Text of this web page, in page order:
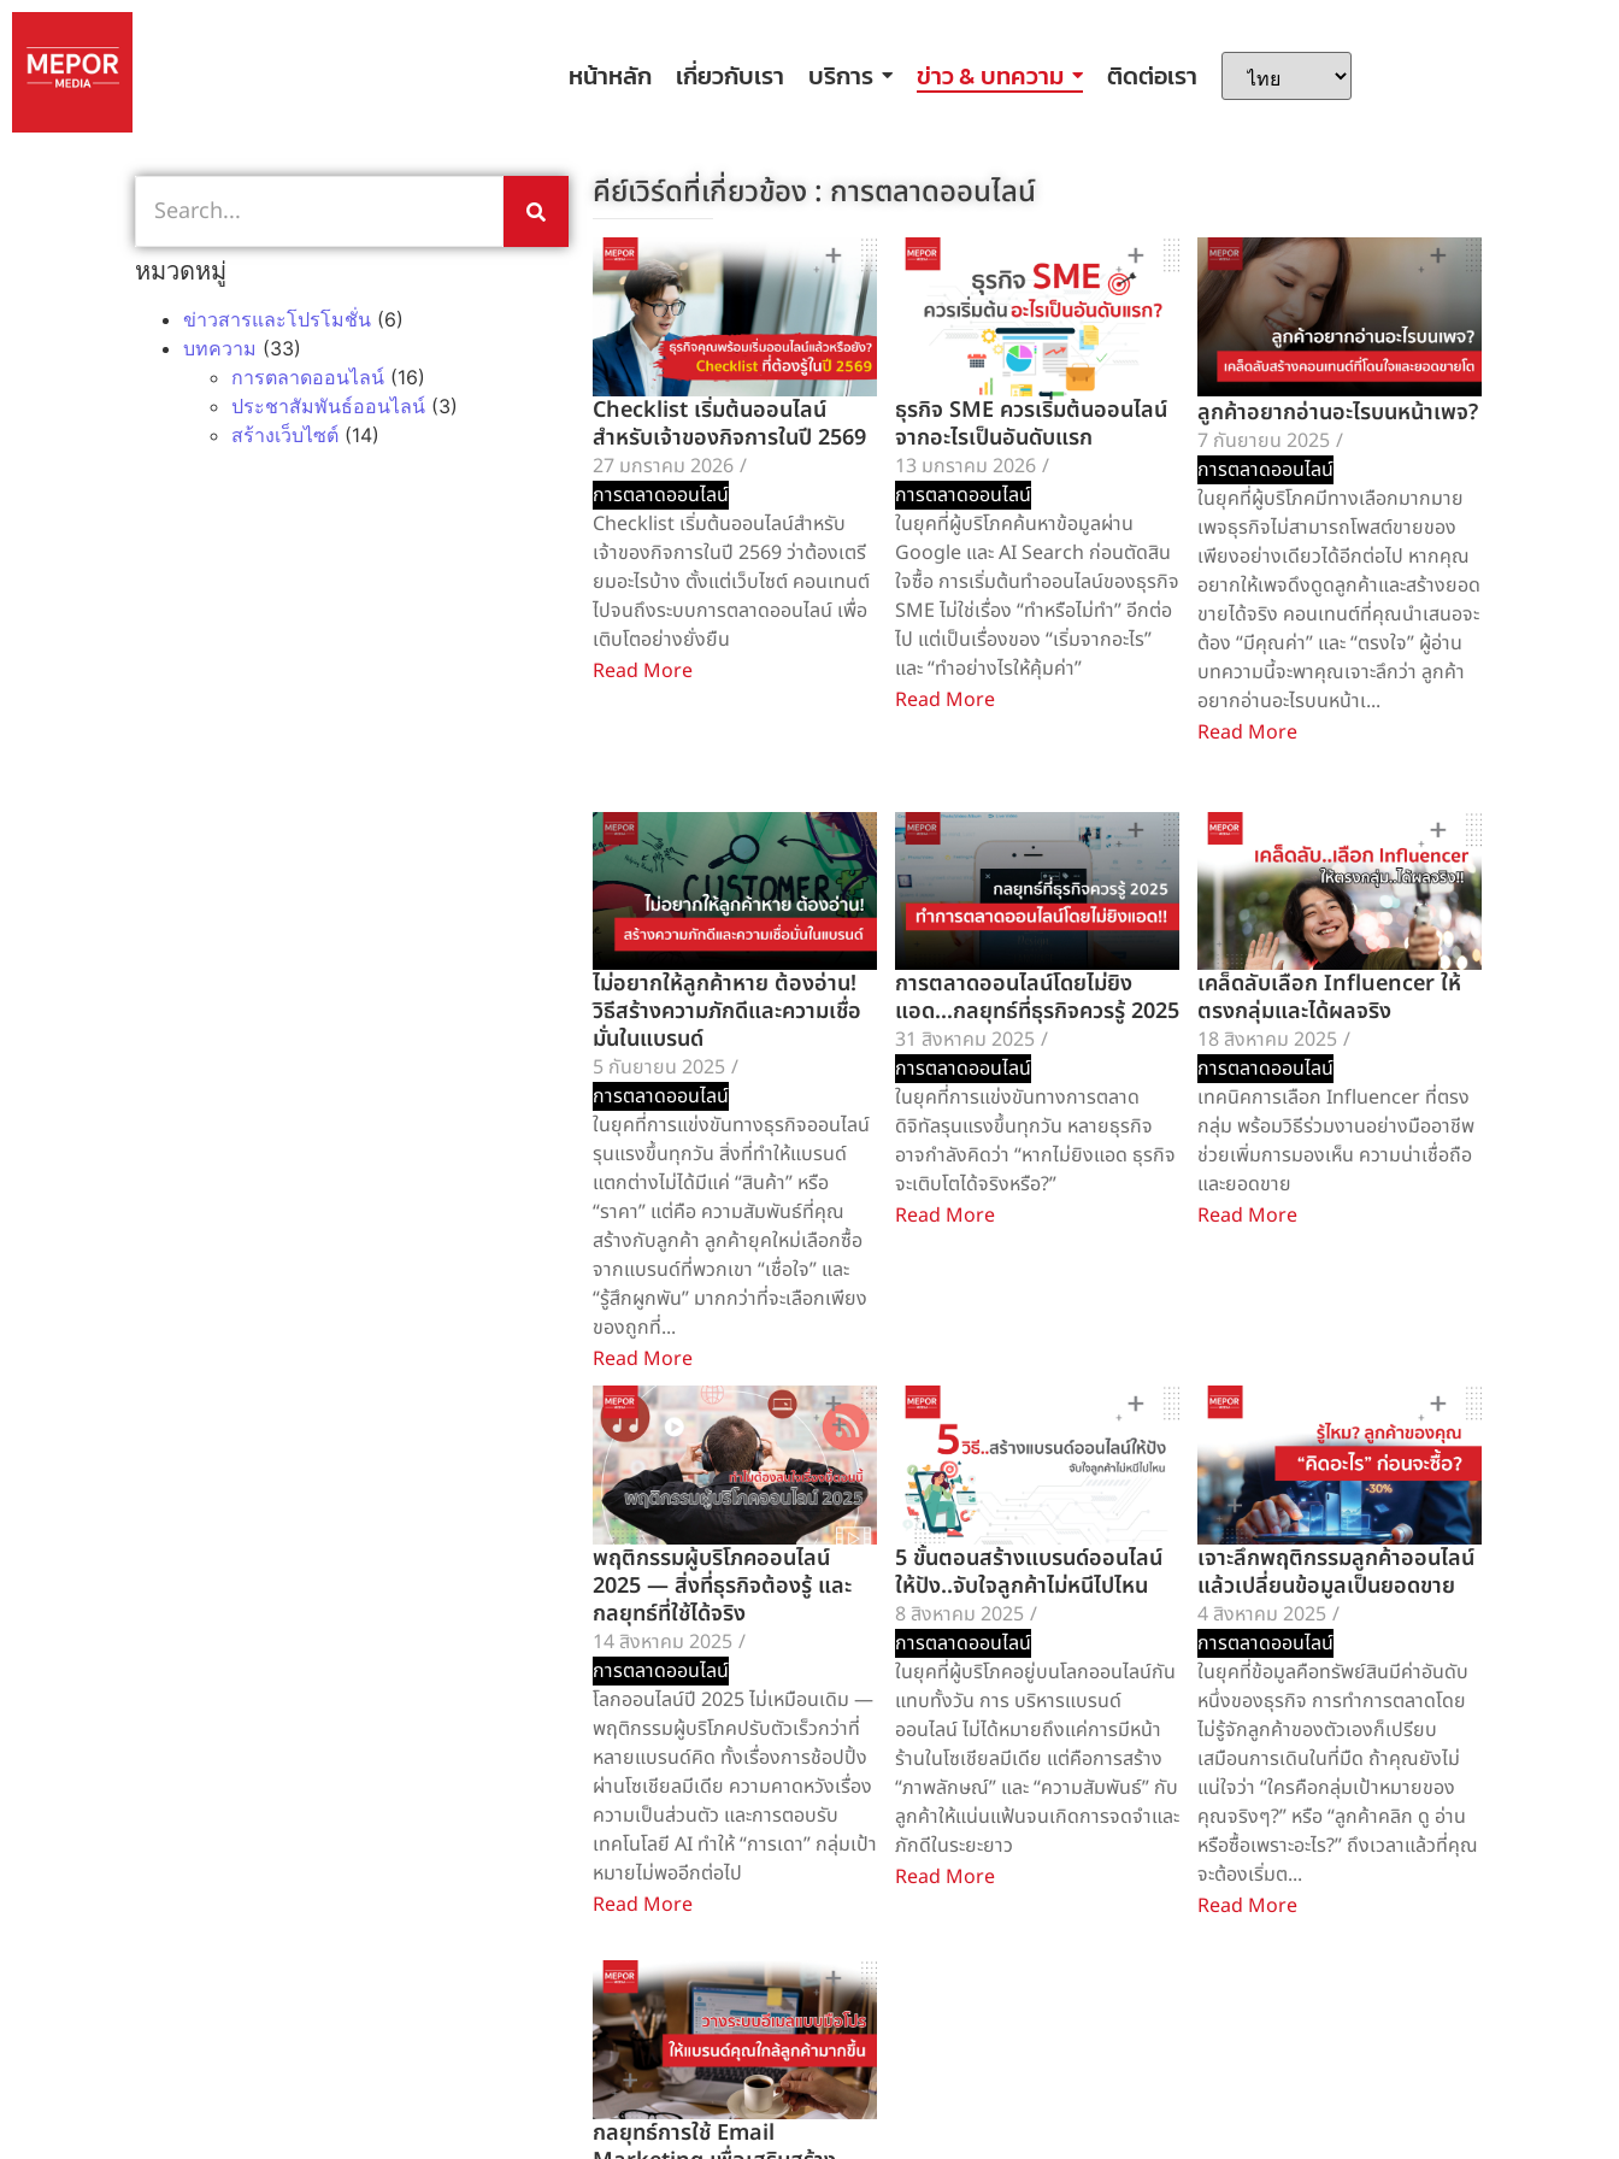
หน้าหลัก เกี่ยวกับเรา บริการ ข่าว & บทความ ติดต่อเรา
หมวดหมู่
ข่าวสารและโปรโมชั่น (6)
บทความ (33)
การตลาดออนไลน์ (16)
ประชาสัมพันธ์ออนไลน์ (3)
สร้างเว็บไซต์ (14)
คีย์เวิร์ดที่เกี่ยวข้อง : การตลาดออนไลน์
Checklist เริ่มต้นออนไลน์
สำหรับเจ้าของกิจการในปี 2569
27 มกราคม 2026 /
การตลาดออนไลน์
Checklist เริ่มต้นออนไลน์สำหรับ
เจ้าของกิจการในปี 2569 ว่าต้องเตรี
ยมอะไรบ้าง ตั้งแต่เว็บไซต์ คอนเทนต์
ไปจนถึงระบบการตลาดออนไลน์ เพื่อ
เติบโตอย่างยั่งยืน
Read More
ธุรกิจ SME ควรเริ่มต้นออนไลน์
จากอะไรเป็นอันดับแรก
13 มกราคม 2026 /
การตลาดออนไลน์
ในยุคที่ผู้บริโภคค้นหาข้อมูลผ่าน
Google และ AI Search ก่อนตัดสิน
ใจซื้อ การเริ่มต้นทำออนไลน์ของธุรกิจ
SME ไม่ใช่เรื่อง “ทำหรือไม่ทำ” อีกต่อ
ไป แต่เป็นเรื่องของ “เริ่มจากอะไร”
และ “ทำอย่างไรให้คุ้มค่า”
Read More
ลูกค้าอยากอ่านอะไรบนหน้าเพจ?
7 กันยายน 2025 /
การตลาดออนไลน์
ในยุคที่ผู้บริโภคมีทางเลือกมากมาย
เพจธุรกิจไม่สามารถโพสต์ขายของ
เพียงอย่างเดียวได้อีกต่อไป หากคุณ
อยากให้เพจดึงดูดลูกค้าและสร้างยอด
ขายได้จริง คอนเทนต์ที่คุณนำเสนอจะ
ต้อง “มีคุณค่า” และ “ตรงใจ” ผู้อ่าน
บทความนี้จะพาคุณเจาะลึกว่า ลูกค้า
อยากอ่านอะไรบนหน้าเ...
Read More
ไม่อยากให้ลูกค้าหาย ต้องอ่าน!
วิธีสร้างความภักดีและความเชื่อ
มั่นในแบรนด์
5 กันยายน 2025 /
การตลาดออนไลน์
ในยุคที่การแข่งขันทางธุรกิจออนไลน์
รุนแรงขึ้นทุกวัน สิ่งที่ทำให้แบรนด์
แตกต่างไม่ได้มีแค่ “สินค้า” หรือ
“ราคา” แต่คือ ความสัมพันธ์ที่คุณ
สร้างกับลูกค้า ลูกค้ายุคใหม่เลือกซื้อ
จากแบรนด์ที่พวกเขา “เชื่อใจ” และ
“รู้สึกผูกพัน” มากกว่าที่จะเลือกเพียง
ของถูกที่...
Read More
การตลาดออนไลน์โดยไม่ยิง
แอด…กลยุทธ์ที่ธุรกิจควรรู้ 2025
31 สิงหาคม 2025 /
การตลาดออนไลน์
ในยุคที่การแข่งขันทางการตลาด
ดิจิทัลรุนแรงขึ้นทุกวัน หลายธุรกิจ
อาจกำลังคิดว่า “หากไม่ยิงแอด ธุรกิจ
จะเติบโตได้จริงหรือ?”
Read More
เคล็ดลับเลือก Influencer ให้
ตรงกลุ่มและได้ผลจริง
18 สิงหาคม 2025 /
การตลาดออนไลน์
เทคนิคการเลือก Influencer ที่ตรง
กลุ่ม พร้อมวิธีร่วมงานอย่างมืออาชีพ
ช่วยเพิ่มการมองเห็น ความน่าเชื่อถือ
และยอดขาย
Read More
พฤติกรรมผู้บริโภคออนไลน์
2025 — สิ่งที่ธุรกิจต้องรู้ และ
กลยุทธ์ที่ใช้ได้จริง
14 สิงหาคม 2025 /
การตลาดออนไลน์
โลกออนไลน์ปี 2025 ไม่เหมือนเดิม —
พฤติกรรมผู้บริโภคปรับตัวเร็วกว่าที่
หลายแบรนด์คิด ทั้งเรื่องการช้อปปิ้ง
ผ่านโซเชียลมีเดีย ความคาดหวังเรื่อง
ความเป็นส่วนตัว และการตอบรับ
เทคโนโลยี AI ทำให้ “การเดา” กลุ่มเป้า
หมายไม่พออีกต่อไป
Read More
5 ขั้นตอนสร้างแบรนด์ออนไลน์
ให้ปัง..จับใจลูกค้าไม่หนีไปไหน
8 สิงหาคม 2025 /
การตลาดออนไลน์
ในยุคที่ผู้บริโภคอยู่บนโลกออนไลน์กัน
แทบทั้งวัน การ บริหารแบรนด์
ออนไลน์ ไม่ได้หมายถึงแค่การมีหน้า
ร้านในโซเชียลมีเดีย แต่คือการสร้าง
“ภาพลักษณ์” และ “ความสัมพันธ์” กับ
ลูกค้าให้แน่นแฟ้นจนเกิดการจดจำและ
ภักดีในระยะยาว
Read More
เจาะลึกพฤติกรรมลูกค้าออนไลน์
แล้วเปลี่ยนข้อมูลเป็นยอดขาย
4 สิงหาคม 2025 /
การตลาดออนไลน์
ในยุคที่ข้อมูลคือทรัพย์สินมีค่าอันดับ
หนึ่งของธุรกิจ การทำการตลาดโดย
ไม่รู้จักลูกค้าของตัวเองก็เปรียบ
เสมือนการเดินในที่มืด ถ้าคุณยังไม่
แน่ใจว่า “ใครคือกลุ่มเป้าหมายของ
คุณจริงๆ?” หรือ “ลูกค้าคลิก ดู อ่าน
หรือซื้อเพราะอะไร?” ถึงเวลาแล้วที่คุณ
จะต้องเริ่มต...
Read More
กลยุทธ์การใช้ Email